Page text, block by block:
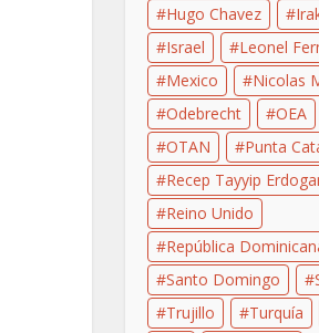
Hugo Chavez
Israel
Leonel
Mexico
Nicolas
Odebrecht
OEA
OTAN
Punta
Recep Tayyip
Reino Unido
República
Santo Domingo
Trujillo
Turquía